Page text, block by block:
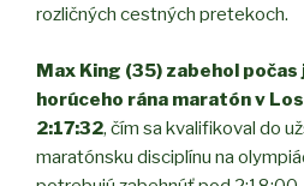
rozličných cestných pretekoch.
Max King (35) zabehol
horúceho rána maratón v
2:17:32, čím sa kvalifikoval do
maratónsku disciplínu na